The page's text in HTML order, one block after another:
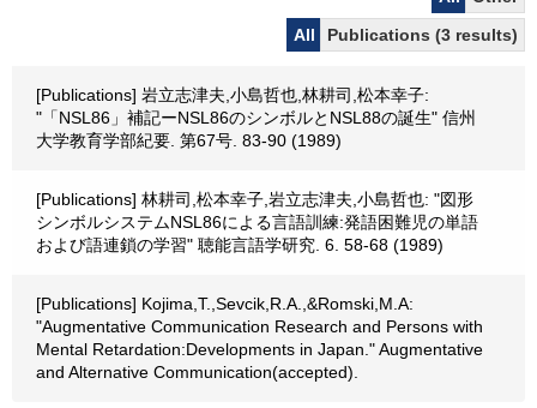
All
Publications (3 results)
[Publications] 岩立志津夫,小島哲也,林耕司,松本幸子:
"「NSL86」補記ーNSL86のシンボルとNSL88の誕生" 信州
大学教育学部紀要. 第67号. 83-90 (1989)
[Publications] 林耕司,松本幸子,岩立志津夫,小島哲也: "図形
シンボルシステムNSL86による言語訓練:発語困難児の単語
および語連鎖の学習" 聴能言語学研究. 6. 58-68 (1989)
[Publications] Kojima,T.,Sevcik,R.A.,&Romski,M.A:
"Augmentative Communication Research and Persons with
Mental Retardation:Developments in Japan." Augmentative
and Alternative Communication(accepted).